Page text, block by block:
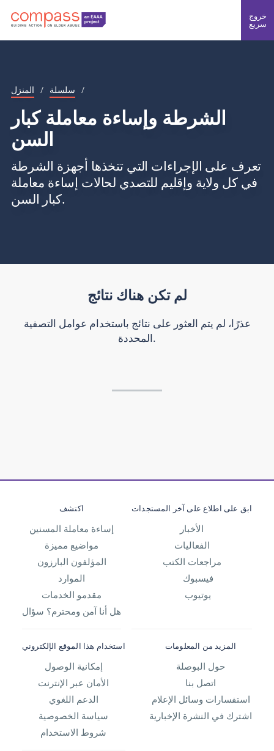
خروج
سريع
المنزل / سلسلة /
الشرطة وإساءة معاملة كبار
السن
تعرف على الإجراءات التي تتخذها أجهزة الشرطة
في كل ولاية وإقليم للتصدي لحالات إساءة معاملة
كبار السن.
لم تكن هناك نتائج
عذرًا، لم يتم العثور على نتائج باستخدام عوامل التصفية
المحددة.
اكتشف
إساءة معاملة المسنين
مواضيع مميزة
المؤلفون البارزون
الموارد
مقدمو الخدمات
هل أنا آمن ومحترم؟ سؤال
ابق على اطلاع على آخر المستجدات
الأخبار
الفعاليات
مراجعات الكتب
فيسبوك
يوتيوب
استخدام هذا الموقع الإلكتروني
إمكانية الوصول
الأمان عبر الإنترنت
الدعم اللغوي
سياسة الخصوصية
شروط الاستخدام
المزيد من المعلومات
حول البوصلة
اتصل بنا
استفسارات وسائل الإعلام
اشترك في النشرة الإخبارية